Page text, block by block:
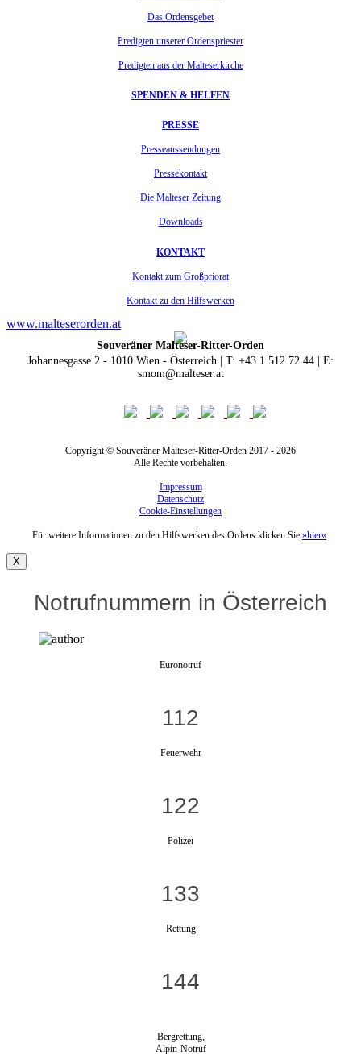
Das Ordensgebet
Predigten unserer Ordenspriester
Predigten aus der Malteserkirche
SPENDEN & HELFEN
PRESSE
Presseaussendungen
Pressekontakt
Die Malteser Zeitung
Downloads
KONTAKT
Kontakt zum Großpriorat
Kontakt zu den Hilfswerken
www.malteserorden.at
Souveräner Malteser-Ritter-Orden
Johannesgasse 2 - 1010 Wien - Österreich | T: +43 1 512 72 44 | E:
smom@malteser.at
Copyright © Souveräner Malteser-Ritter-Orden 2017 - 2026
Alle Rechte vorbehalten.
Impressum
Datenschutz
Cookie-Einstellungen
Für weitere Informationen zu den Hilfswerken des Ordens klicken Sie »hier«.
X
Notrufnummern in Österreich
Euronotruf
112
Feuerwehr
122
Polizei
133
Rettung
144
Bergrettung,
Alpin-Notruf